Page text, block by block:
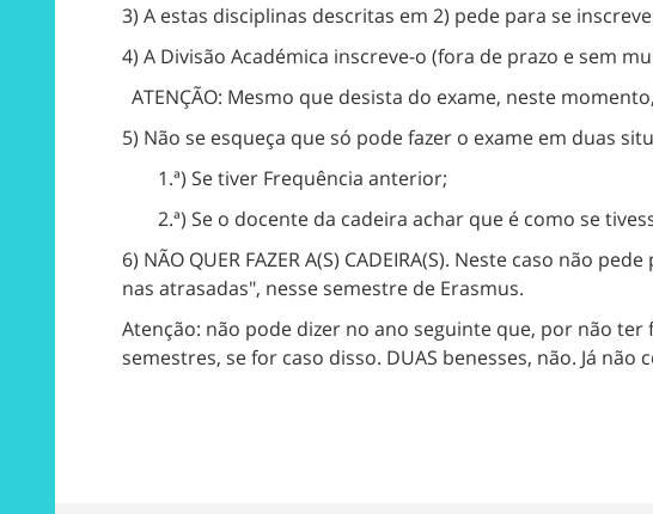
3) A estas disciplinas descritas em 2) pede para se
4) A Divisão Académica inscreve-o (fora de prazo e sem
ATENÇÃO: Mesmo que desista do exame, neste
5) Não se esqueça que só pode fazer o exame em duas
1.ª) Se tiver Frequência anterior;
2.ª) Se o docente da cadeira achar que é como se
6) NÃO QUER FAZER A(S) CADEIRA(S). Neste caso não
nas atrasadas", nesse semestre de Erasmus.
Atenção: não pode dizer no ano seguinte que, por não
semestres, se for caso disso. DUAS benesses, não. Já